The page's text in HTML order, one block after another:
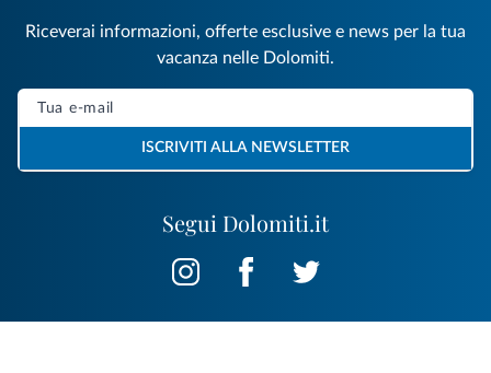
Segui Dolomiti.it
Riceverai informazioni, offerte esclusive e news per la tua
vacanza nelle Dolomiti.
ISCRIVITI ALLA NEWSLETTER